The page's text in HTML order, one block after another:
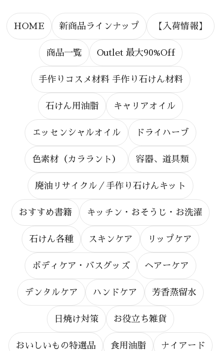
HOME 新商品ラインナップ 【入荷情報】
商品一覧 Outlet 最大90%Off
手作りコスメ材料 手作り石けん材料
石けん用油脂 キャリアオイル
エッセンシャルオイル ドライハーブ
色素材（カララント） 容器、道具類
廃油リサイクル／手作り石けんキット
おすすめ書籍 キッチン・おそうじ・お洗濯
石けん各種 スキンケア リップケア
ボディケア・バスグッズ ヘアーケア
デンタルケア ハンドケア 芳香蒸留水
日焼け対策 お役立ち雑貨
おいしいもの特選品 食用油脂 ナイアード